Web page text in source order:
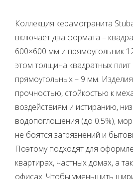
Коллекция керамогранита
включает два формата –
600×600 мм и прямоугольник
этом толщина квадратных
прямоугольных – 9 мм.
прочностью, стойкостью к
воздействиям и истиранию,
водопоглощения (до 0.5%),
не боятся загрязнений и
Поэтому подходят для
квартирах, частных домах, а
офисах. Чтобы уменьшить